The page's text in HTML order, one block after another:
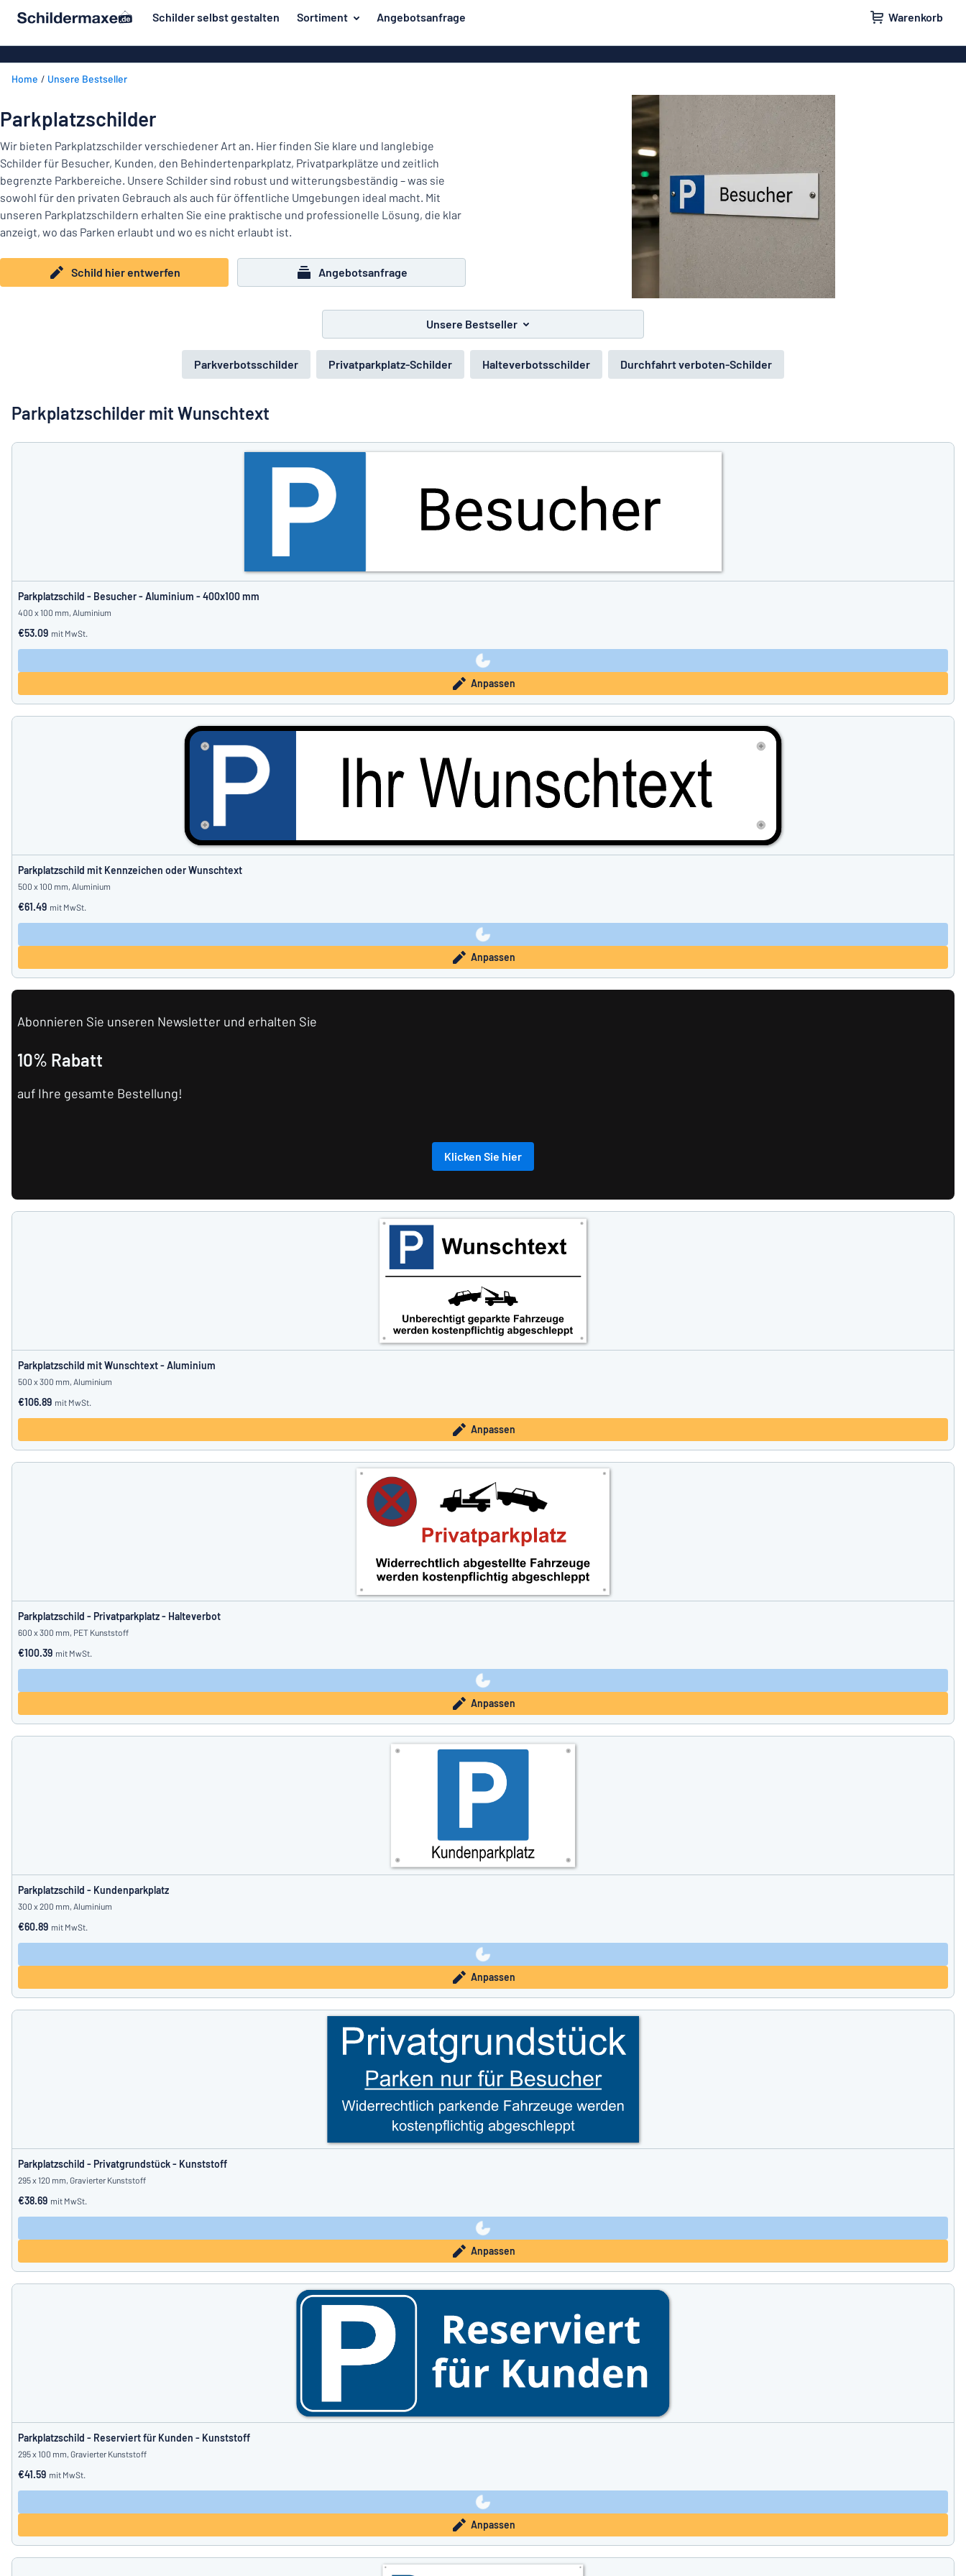
springen Schilder selbst gestalten Sortiment Angebotsanfrage Warenkorb
Herstellung
Haus und Heim
Kennzeichnung
Namensschilder
Aufkleber
Verkehr und Fahrzeuge
Industrie und Fertigung
Büro & Arbeitsplatz
Magnetschilder
Holzschilder
Messingschilder
Aufkleber
Roll-Up Banner
Plakate
Klebebuchstaben
Aluminiumschilder im
Emaillestil
Eloxierte
Aluminiumverbund-
Schilder
Hausschilder Türschilder
Parkplatzschilder Aufkleber
Magnetschilder Briefkastenschilder
Klingelschilder
Das Gesuchte nicht gefunden?
Unsere
Bestseller
Material
Herstellung
Haus
und
Kennzeichnung
zum
entwerfen
Home Unsere Bestseller
Parkplatzschilder
Wir bieten Parkplatzschilder verschiedener Art an. Hier finden Sie klare und langlebige
Schilder für Besucher, Kunden, den Behindertenparkplatz, Privatparkplätze und zeitlich
begrenzte Parkbereiche. Unsere Schilder sind robust und witterungsbeständig – was sie
sowohl für den privaten Gebrauch als auch für öffentliche Umgebungen ideal macht. Mit
unseren Parkplatzschildern erhalten Sie eine praktische und professionelle Lösung, die klar
anzeigt, wo das Parken erlaubt und wo es nicht erlaubt ist.
Schild hier entwerfen Angebotsanfrage
Unsere Bestseller
Parkverbotsschilder Privatparkplatz-Schilder Halteverbotsschilder Durchfahrt verboten-Schilder
Parkplatzschilder mit Wunschtext
Parkplatzschild - Besucher - Aluminium - 400x100 mm
400 x 100 mm, Aluminium
€53.09 mit MwSt.
Anpassen
Parkplatzschild mit Kennzeichen oder Wunschtext
500 x 100 mm, Aluminium
€61.49 mit MwSt.
Anpassen
Abonnieren Sie unseren Newsletter und erhalten Sie
10% Rabatt
auf Ihre gesamte Bestellung!
Klicken Sie hier
Parkplatzschild mit Wunschtext - Aluminium
500 x 300 mm, Aluminium
€106.89 mit MwSt.
Anpassen
Parkplatzschild - Privatparkplatz - Halteverbot
600 x 300 mm, PET Kunststoff
€100.39 mit MwSt.
Anpassen
Parkplatzschild - Kundenparkplatz
300 x 200 mm, Aluminium
€60.89 mit MwSt.
Anpassen
Parkplatzschild - Privatgrundstück - Kunststoff
295 x 120 mm, Gravierter Kunststoff
€38.69 mit MwSt.
Anpassen
Parkplatzschild - Reserviert für Kunden - Kunststoff
295 x 100 mm, Gravierter Kunststoff
€41.59 mit MwSt.
Anpassen